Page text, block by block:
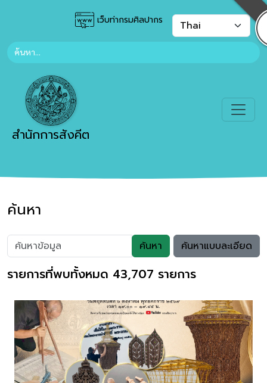
เว็บท่ากรมศิลปากร
สำนักการสังคีต
ค้นหา
ค้นหา ค้นหาแบบละเอียด
รายการที่พบทั้งหมด 43,707 รายการ